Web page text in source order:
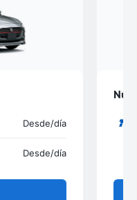
Desde/día
Desde/día